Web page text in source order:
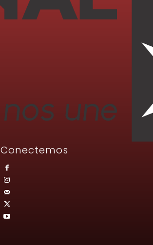
Conectemos